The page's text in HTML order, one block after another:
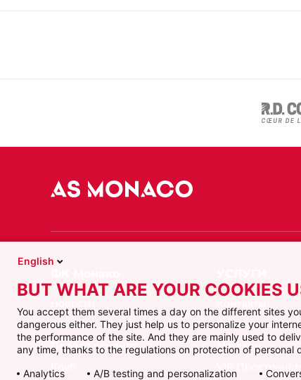
Видео
Первая команда
Клуб
Билеты
Магазин
VIP
English
BUT WHAT ARE YOUR COOKIES
You accept them several times a day on the different sites
dangerous either. They just help us to personalize your
the performance of the site. And they are mainly used to
any time, thanks to the regulations on protection of
Analytics
A/B testing and personalization